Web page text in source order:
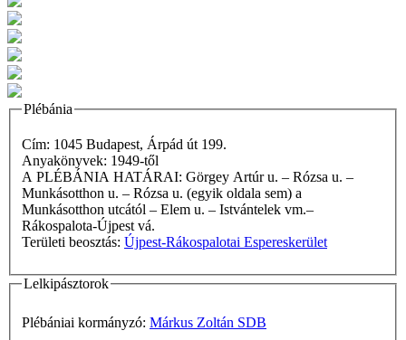
Plébánia
Cím: 1045 Budapest, Árpád út 199.
Anyakönyvek: 1949-től
A PLÉBÁNIA HATÁRAI: Görgey Artúr u. – Rózsa u. –
Munkásotthon u. – Rózsa u. (egyik oldala sem) a
Munkásotthon utcától – Elem u. – Istvántelek vm.–
Rákospalota-Újpest vá.
Területi beosztás: Újpest-Rákospalotai Espereskerület
Lelkipásztorok
Plébániai kormányzó: Márkus Zoltán SDB